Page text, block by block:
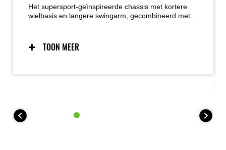
Het supersport-geïnspireerde chassis met kortere
wielbasis en langere swingarm, gecombineerd met
verder bij aan de speelse handling en maakt
manoeuvreren buiten het rijden — zoals bij parkeren
TOON MEER